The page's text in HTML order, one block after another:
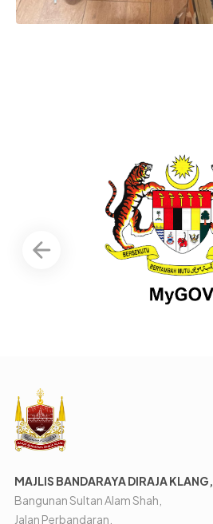
MAJLIS BANDARAYA DIRAJA KLANG,
Bangunan Sultan Alam Shah,
Jalan Perbandaran,